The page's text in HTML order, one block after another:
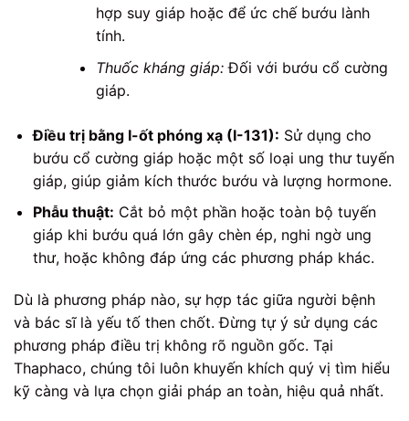
hợp suy giáp hoặc để ức chế bướu lành
tính.
Thuốc kháng giáp:Đối với bướu cổ cường
giáp.
Điều trị bằng I-ốt phóng xạ (I-131): Sử dụng cho
bướu cổ cường giáp hoặc một số loại ung thư tuyến
giáp, giúp giảm kích thước bướu và lượng hormone.
Phẫu thuật: Cắt bỏ một phần hoặc toàn bộ tuyến
giáp khi bướu quá lớn gây chèn ép, nghi ngờ ung
thư, hoặc không đáp ứng các phương pháp khác.
Dù là phương pháp nào, sự hợp tác giữa người bệnh
và bác sĩ là yếu tố then chốt. Đừng tự ý sử dụng các
phương pháp điều trị không rõ nguồn gốc. Tại
Thaphaco, chúng tôi luôn khuyến khích quý vị tìm hiểu
kỹ càng và lựa chọn giải pháp an toàn, hiệu quả nhất.